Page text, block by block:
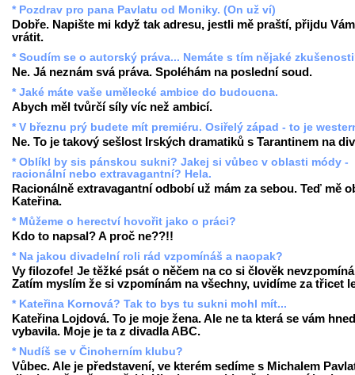
* Pozdrav pro pana Pavlatu od Moniky. (On už ví)
Dobře. Napište mi když tak adresu, jestli mě praští, přijdu
vrátit.
* Soudím se o autorský práva... Nemáte s tím nějaké
Ne. Já neznám svá práva. Spoléhám na poslední soud.
* Jaké máte vaše umělecké ambice do budoucna.
Abych měl tvůrčí síly víc než ambicí.
* V březnu prý budete mít premiéru. Osiřelý západ - to je
Ne. To je takový sešlost Irských dramatiků s Tarantinem na
* Oblíkl by sis pánskou sukni? Jakej si vůbec v oblasti módy -
racionální nebo extravagantní? Hela.
Racionálně extravagantní odbobí už mám za sebou. Teď mě
Kateřina.
* Můžeme o herectví hovořit jako o práci?
Kdo to napsal? A proč ne??!!
* Na jakou divadelní roli rád vzpomínáš a naopak?
Vy filozofe! Je těžké psát o něčem na co si člověk
Zatím myslím že si vzpomínám na všechny, uvidíme za třicet
* Kateřina Kornová? Tak to bys tu sukni mohl mít...
Kateřina Lojdová. To je moje žena. Ale ne ta která se vám hned
vybavila. Moje je ta z divadla ABC.
* Nudíš se v Činoherním klubu?
Vůbec. Ale je představení, ve kterém sedíme s Michalem